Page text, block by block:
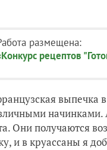
размещена:
рецептов
выпечка
Они получаются
и в круассаны я